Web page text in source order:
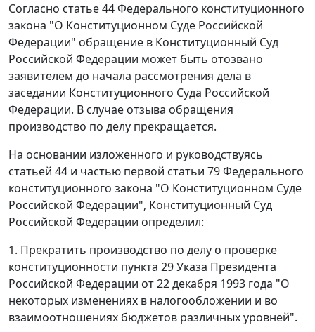
Согласно статье 44Федерального конституционного
закона "О Конституционном Суде Российской
Федерации" обращение в Конституционный Суд
Российской Федерации может быть отозвано
заявителем до начала рассмотрения дела в
заседании Конституционного Суда Российской
Федерации. В случае отзыва обращения
производство по делу прекращается.
На основании изложенного и руководствуясь
статьей 44 и частью первой статьи 79Федерального
конституционного закона "О Конституционном Суде
Российской Федерации", Конституционный Суд
Российской Федерации определил:
1. Прекратить производство по делу о проверке
конституционности пункта 29Указа Президента
Российской Федерации от 22 декабря 1993 года "О
некоторых изменениях в налогообложении и во
взаимоотношениях бюджетов различных уровней".